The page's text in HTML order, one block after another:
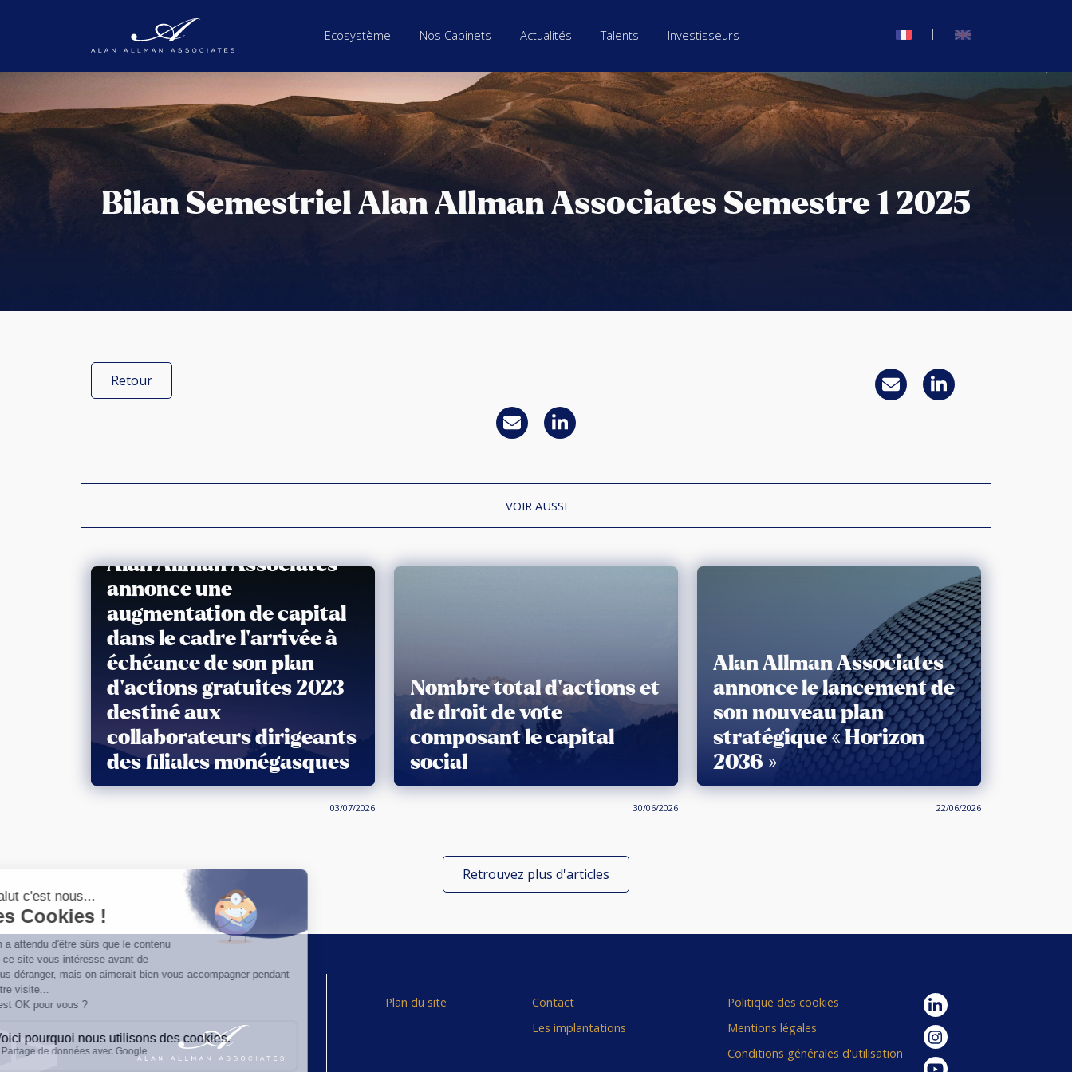
Ecosystème Nos Cabinets Actualités Talents Investisseurs |
Bilan Semestriel Alan Allman Associates Semestre 1 2025
Retour
VOIR AUSSI
Alan Allman Associates
annonce une
augmentation de capital
dans le cadre l’arrivée à
échéance de son plan
d’actions gratuites 2023
destiné aux
collaborateurs dirigeants
des filiales monégasques
03/07/2026
Nombre total d’actions et
de droit de vote
composant le capital
social
30/06/2026
Alan Allman Associates
annonce le lancement de
son nouveau plan
stratégique « Horizon
2036 »
22/06/2026
Retrouvez plus d'articles
Plan du site
Contact
Les implantations
Politique des cookies
Mentions légales
Conditions générales d'utilisation